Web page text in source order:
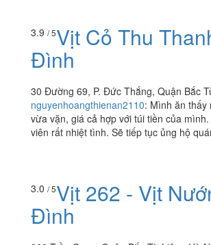
3.9 / 5Vịt Cỏ Thu
Đình
30 Đường 69, P. Đức Thắng, Quận Bắc
nguyenhoangthienan2110: Mình ăn thấy
vừa vặn, giá cả hợp với túi tiền của
viên rất nhiệt tình. Sẽ tiếp tục ủng hộ
3.0 / 5Vịt 262 - Vịt
Đình